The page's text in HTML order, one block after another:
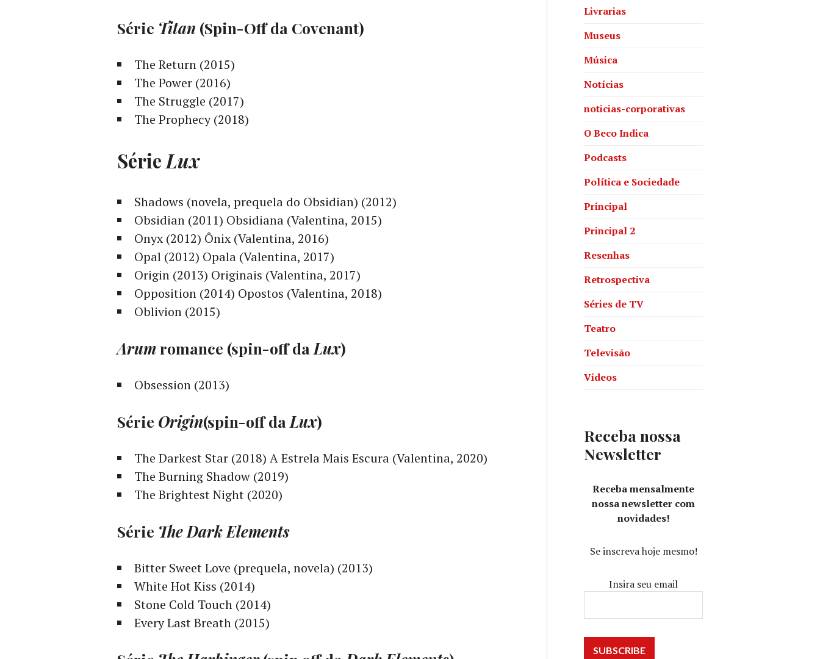
Série Titan (Spin-Off da Covenant)
The Return (2015)
The Power (2016)
The Struggle (2017)
The Prophecy (2018)
Série Lux
Shadows (novela, prequela do Obsidian) (2012)
Obsidian (2011) Obsidiana (Valentina, 2015)
Onyx (2012) Ônix (Valentina, 2016)
Opal (2012) Opala (Valentina, 2017)
Origin (2013) Originais (Valentina, 2017)
Opposition (2014) Opostos (Valentina, 2018)
Oblivion (2015)
Arumromance (spin-off da Lux)
Obsession (2013)
Série Origin(spin-off da Lux)
The Darkest Star (2018) A Estrela Mais Escura (Valentina, 2020)
The Burning Shadow (2019)
The Brightest Night (2020)
Série The Dark Elements
Bitter Sweet Love (prequela, novela) (2013)
White Hot Kiss (2014)
Stone Cold Touch (2014)
Every Last Breath (2015)
Livrarias
Museus
Música
Notícias
noticias-corporativas
O Beco Indica
Podcasts
Política e Sociedade
Principal
Principal 2
Resenhas
Retrospectiva
Séries de TV
Teatro
Televisão
Vídeos
Receba nossa
Newsletter
Receba mensalmente
nossa newsletter com
novidades!
Se inscreva hoje mesmo!
Insira seu email